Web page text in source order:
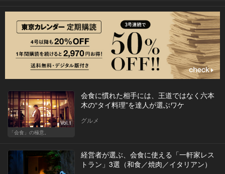
Vol.1
「会食」の極意。
会食に慣れた相手には、王道ではなく六本
木の“タイ料理”を達人が選ぶワケ
グルメ
経営者が選ぶ、会食に使える「一軒家レス
トラン」3選（和食／焼肉／イタリアン）